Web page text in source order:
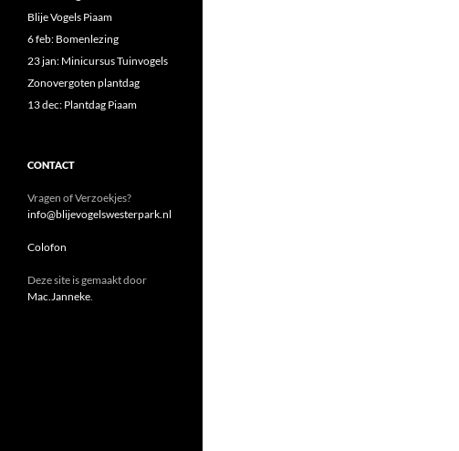
Blije Vogels Piaam
6 feb: Bomenlezing
23 jan: Minicursus Tuinvogels
Zonovergoten plantdag
13 dec: Plantdag Piaam
CONTACT
Vragen of Verzoekjes?
info@blijevogelswesterpark.nl
Colofon
Deze site is gemaakt door
Mac.Janneke.